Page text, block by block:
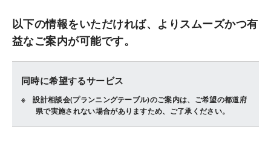
以下の情報をいただければ、よりスムーズかつ有
益なご案内が可能です。
同時に希望するサービス
設計相談会(プランニングテーブル)のご案内は、ご希望の都道府
県で実施されない場合がありますため、ご了承ください。